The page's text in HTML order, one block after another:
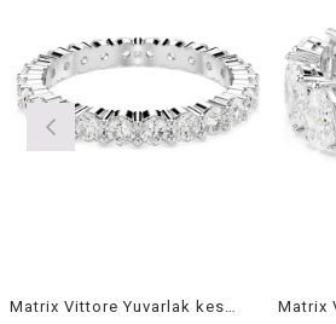
Matrix Vittore Yuvarlak kesim, Beyaz, Gümüş renkli yüzey Yüzük 58